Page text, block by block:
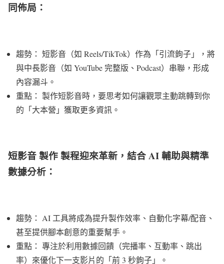
同佈局：
趨勢： 短影音（如 Reels/TikTok）作為「引流鉤子」，將
與中長影音（如 YouTube 完整版、Podcast）串聯，形成
內容漏斗。
重點： 製作短影音時，要思考如何讓觀眾主動跳轉到你
的「大本營」獲取更多資訊。
短影音 製作 製程迎來革新，結合 AI 輔助與精準
數據分析：
趨勢： AI 工具將成為提升製作效率、自動化字幕/配音、
甚至提供腳本創意的重要幫手。
重點： 專注於利用數據回饋（完播率、互動率、跳出
率）來優化下一支影片的「前 3 秒鉤子」。